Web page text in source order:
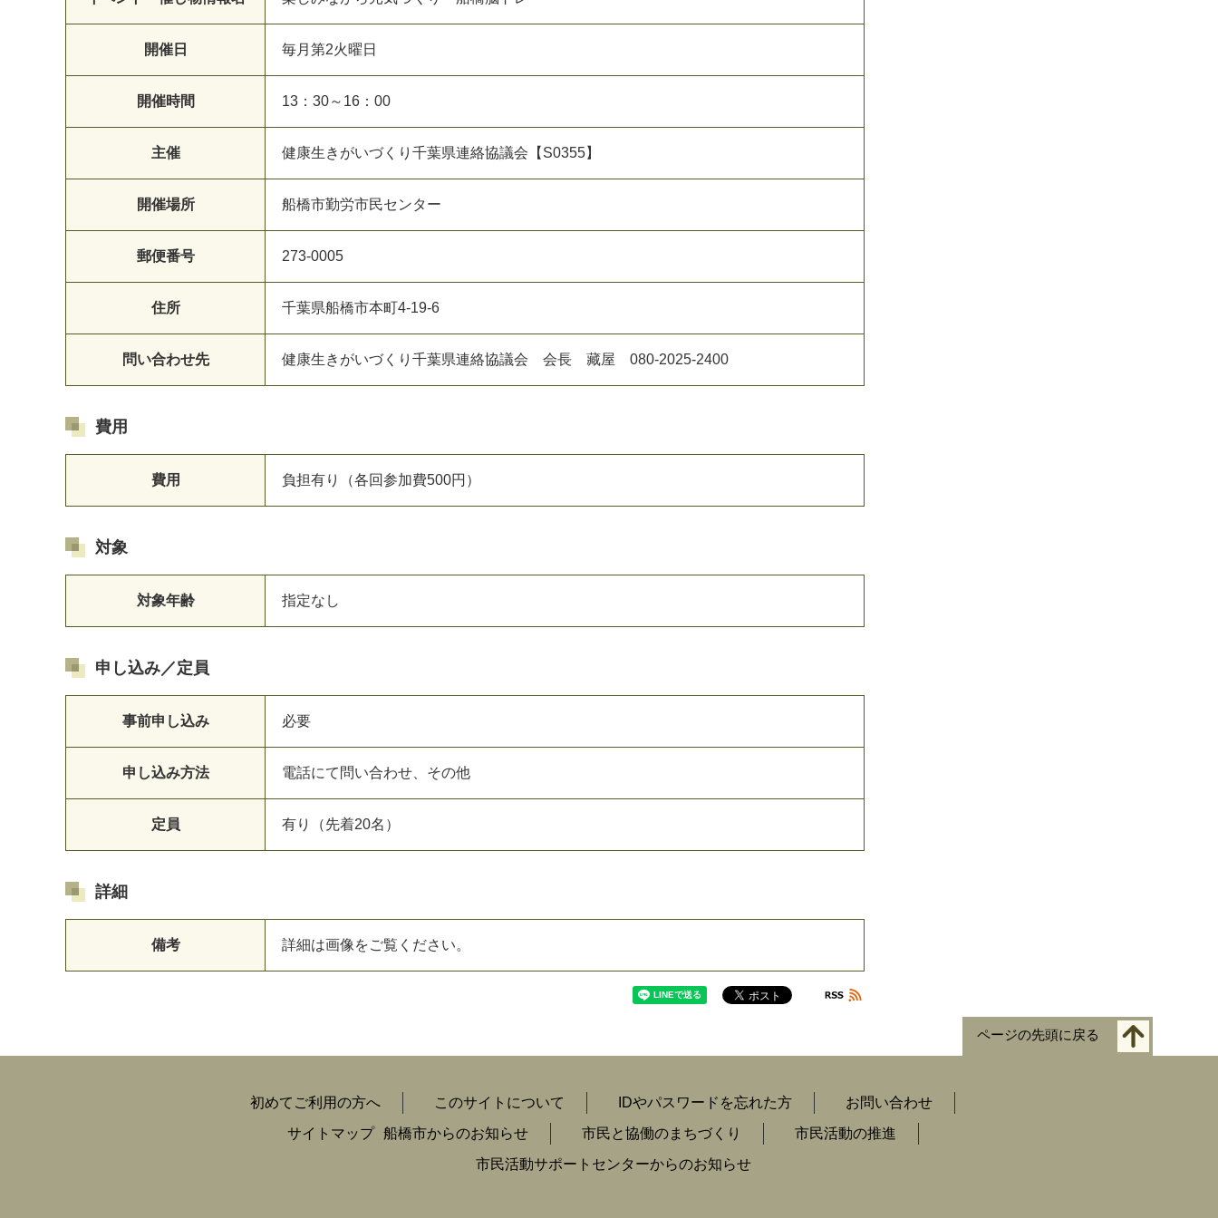
開催日 毎月第2火曜日
開催時間 13：30～16：00
主催 健康生きがいづくり千葉県連絡協議会【S0355】
開催場所 船橋市勤労市民センター
郵便番号 273-0005
住所 千葉県船橋市本町4-19-6
問い合わせ先 健康生きがいづくり千葉県連絡協議会 会長 藏屋 080-2025-2400
費用
費用 負担有り（各回参加費500円）
対象
対象年齢 指定なし
申し込み／定員
事前申し込み 必要
申し込み方法 電話にて問い合わせ、その他
定員 有り（先着20名）
詳細
備考 詳細は画像をご覧ください。
ページの先頭に戻る
初めてご利用の方へ このサイトについて IDやパスワードを忘れた方
お問い合わせ
サイトマップ
船橋市からのお知らせ 市民と協働のまちづくり
市民活動の推進
市民活動サポートセンターからのお知らせ